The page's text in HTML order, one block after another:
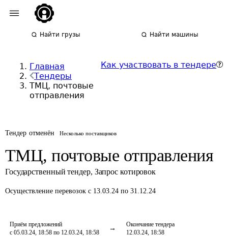
Найти грузы Найти машины
Главная
Тендеры
ТМЦ, почтовые
отправления
Как участвовать в тендере
Тендер отменён Несколько поставщиков
ТМЦ, почтовые отправления
Государственный тендер, Запрос котировок
Осуществление перевозок с 13.03.24 по 31.12.24
Приём предложений
с 05.03.24, 18:58 по 12.03.24, 18:58
Окончание тендера
12.03.24, 18:58